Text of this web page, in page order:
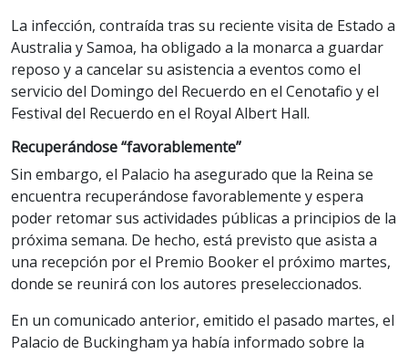
La infección, contraída tras su reciente visita de Estado a
Australia y Samoa, ha obligado a la monarca a guardar
reposo y a cancelar su asistencia a eventos como el
servicio del Domingo del Recuerdo en el Cenotafio y el
Festival del Recuerdo en el Royal Albert Hall.
Recuperándose “favorablemente”
Sin embargo, el Palacio ha asegurado que la Reina se
encuentra recuperándose favorablemente y espera
poder retomar sus actividades públicas a principios de la
próxima semana. De hecho, está previsto que asista a
una recepción por el Premio Booker el próximo martes,
donde se reunirá con los autores preseleccionados.
En un comunicado anterior, emitido el pasado martes, el
Palacio de Buckingham ya había informado sobre la